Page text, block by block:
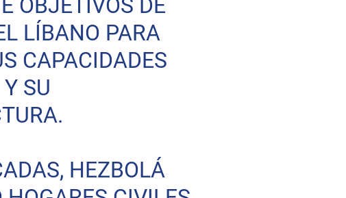
OBJETIVOS DE
LÍBANO PARA
CAPACIDADES
SU
HEZBOLÁ